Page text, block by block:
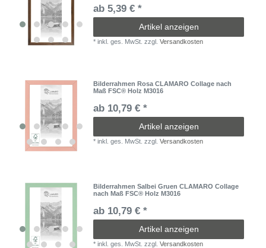
ab 5,39 € *
Artikel anzeigen
*inkl. ges. MwSt. zzgl.Versandkosten
Bilderrahmen Rosa CLAMARO Collage nach
Maß FSC® Holz M3016
ab 10,79 € *
Artikel anzeigen
*inkl. ges. MwSt. zzgl.Versandkosten
Bilderrahmen Salbei Gruen CLAMARO Collage
nach Maß FSC® Holz M3016
ab 10,79 € *
Artikel anzeigen
*inkl. ges. MwSt. zzgl.Versandkosten